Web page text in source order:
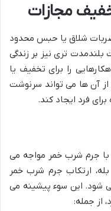
مجازات
شلاق یا حبس محدود
بلندمدت تری نیز بر زندگی
را برای تخفیف یا
آن ها می تواند سرنوشت
فرد ایجاد کند.
با جرم شرب خمر مواجه می
ارتکاب جرم شرب خمر
شود. این سوء پیشینه می
از جمله: